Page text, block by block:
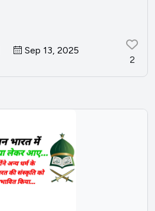
Sep 13, 2025
2